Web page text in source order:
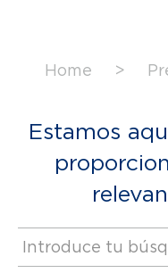
Home >
Estamos